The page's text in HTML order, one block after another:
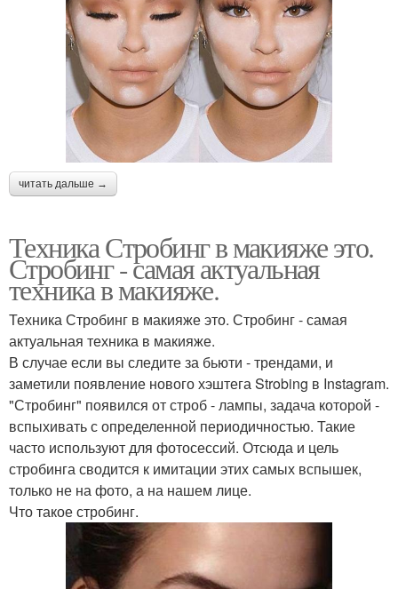
читать дальше →
Техника Стробинг в макияже это.
Стробинг - самая актуальная
техника в макияже.
Техника Стробинг в макияже это. Стробинг - самая
актуальная техника в макияже.
В случае если вы следите за бьюти - трендами, и
заметили появление нового хэштега Strobing в Instagram.
"Стробинг" появился от строб - лампы, задача которой -
вспыхивать с определенной периодичностью. Такие
часто используют для фотосессий. Отсюда и цель
стробинга сводится к имитации этих самых вспышек,
только не на фото, а на нашем лице.
Что такое стробинг.